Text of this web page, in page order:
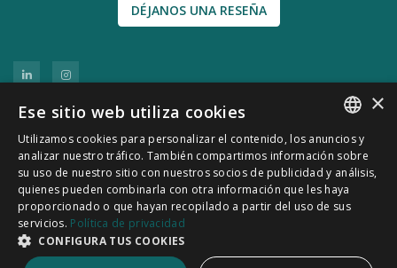
DÉJANOS UNA RESEÑA
© 2011-2026 CATSENSORS - Sensores e
instrumentación industrial
Política de Privacidad
| Política de Cookies
SPANISH
CATALÀ
×
Ese sitio web utiliza cookies
Utilizamos cookies para personalizar el contenido, los anuncios y
analizar nuestro tráfico. También compartimos información sobre
su uso de nuestro sitio con nuestros socios de publicidad y análisis,
quienes pueden combinarla con otra información que les haya
proporcionado o que hayan recopilado a partir del uso de sus
servicios. Política de privacidad
CONFIGURA TUS COOKIES